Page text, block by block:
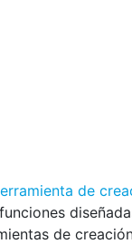
de
de